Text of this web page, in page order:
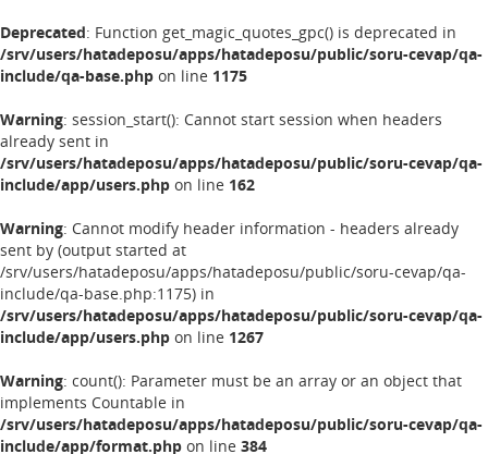
Deprecated: Function get_magic_quotes_gpc() is deprecated in
/srv/users/hatadeposu/apps/hatadeposu/public/soru-cevap/qa-
include/qa-base.php on line 1175
Warning: session_start(): Cannot start session when headers
already sent in
/srv/users/hatadeposu/apps/hatadeposu/public/soru-cevap/qa-
include/app/users.php on line 162
Warning: Cannot modify header information - headers already
sent by (output started at
/srv/users/hatadeposu/apps/hatadeposu/public/soru-cevap/qa-
include/qa-base.php:1175) in
/srv/users/hatadeposu/apps/hatadeposu/public/soru-cevap/qa-
include/app/users.php on line 1267
Warning: count(): Parameter must be an array or an object that
implements Countable in
/srv/users/hatadeposu/apps/hatadeposu/public/soru-cevap/qa-
include/app/format.php on line 384